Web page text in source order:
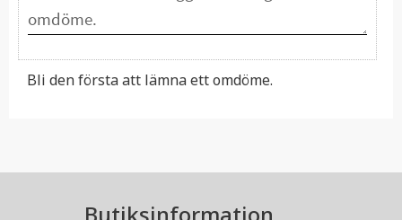
Bli den första att lämna ett omdöme.